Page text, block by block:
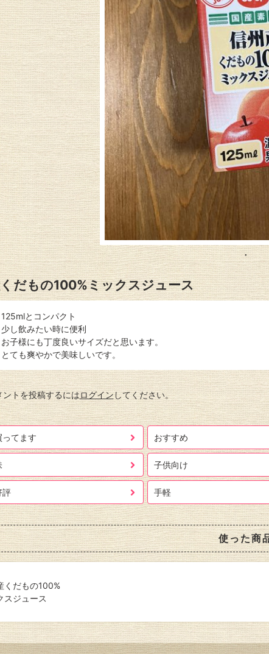
だもの100%ミックスジュース
125mlとコンパクト
少し飲みたい時に便利
お子様にも丁度良いサイズだと思います。
とても爽やかで美味しいです。
ントを投稿するにはログインしてください。
ってます おすすめ
子供向け
評 手軽
使った商
くだもの100%
スジュース